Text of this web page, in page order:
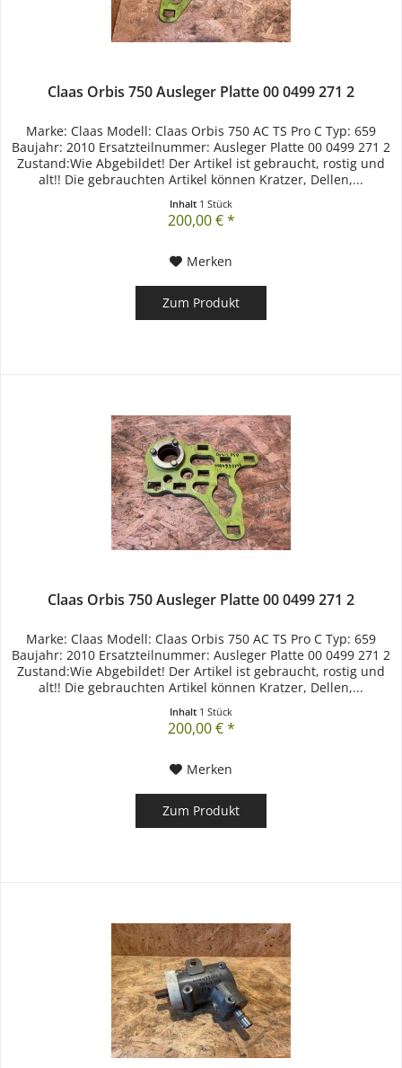
Claas Orbis 750 Ausleger Platte 00 0499 271 2
Marke: Claas Modell: Claas Orbis 750 AC TS Pro C Typ: 659
Baujahr: 2010 Ersatzteilnummer: Ausleger Platte 00 0499 271 2
Zustand:Wie Abgebildet! Der Artikel ist gebraucht, rostig und
alt!! Die gebrauchten Artikel können Kratzer, Dellen,...
Inhalt 1 Stück
200,00 € *
Merken
Zum Produkt
Claas Orbis 750 Ausleger Platte 00 0499 271 2
Marke: Claas Modell: Claas Orbis 750 AC TS Pro C Typ: 659
Baujahr: 2010 Ersatzteilnummer: Ausleger Platte 00 0499 271 2
Zustand:Wie Abgebildet! Der Artikel ist gebraucht, rostig und
alt!! Die gebrauchten Artikel können Kratzer, Dellen,...
Inhalt 1 Stück
200,00 € *
Merken
Zum Produkt